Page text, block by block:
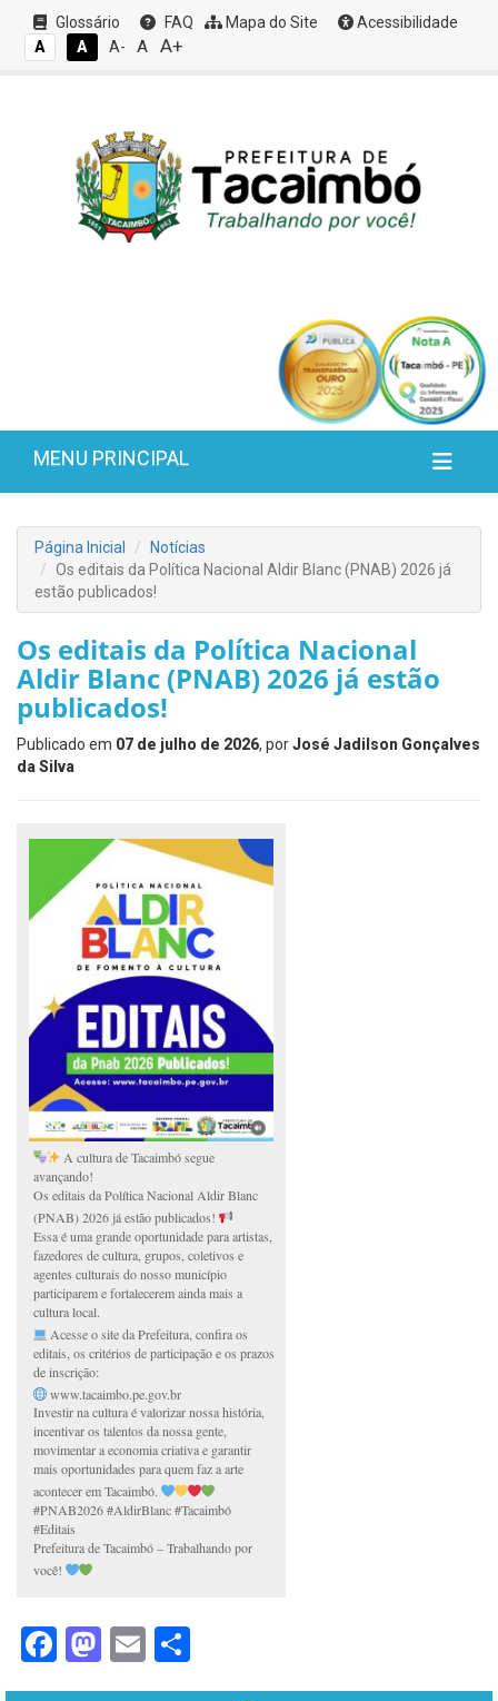
Glossário FAQ Mapa do Site
Acessibilidade
A
A A- A A+
MENU PRINCIPAL
Página Inicial
Notícias
Os editais da Política Nacional Aldir Blanc (PNAB) 2026 já
estão publicados!
Os editais da Política Nacional
Aldir Blanc (PNAB) 2026 já estão
publicados!
Publicado em 07 de julho de 2026, porJosé Jadilson Gonçalves
da Silva
A cultura de Tacaimbó segue
avançando!
Os editais da Política Nacional Aldir Blanc
(PNAB) 2026 já estão publicados!
Essa é uma grande oportunidade para artistas,
fazedores de cultura, grupos, coletivos e
agentes culturais do nosso município
participarem e fortalecerem ainda mais a
cultura local.
Acesse o site da Prefeitura, confira os
editais, os critérios de participação e os prazos
de inscrição:
www.tacaimbo.pe.gov.br
Investir na cultura é valorizar nossa história,
incentivar os talentos da nossa gente,
movimentar a economia criativa e garantir
mais oportunidades para quem faz a arte
acontecer em Tacaimbó.
#PNAB2026 #AldirBlanc #Tacaimbó
#Editais
Prefeitura de Tacaimbó – Trabalhando por
você!
Facebook
Mastodon
Email